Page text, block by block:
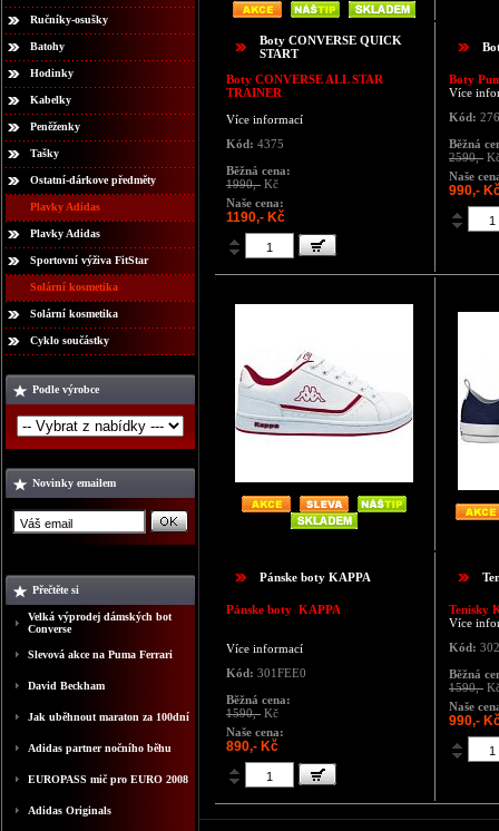
Ručníky-osušky
Batohy
Hodinky
Kabelky
Peněženky
Tašky
Ostatní-dárkove předměty
Plavky Adidas
Plavky Adidas
Sportovní výživa FitStar
Solární kosmetika
Solární kosmetika
Cyklo součástky
Podle výrobce
Novinky emailem
Přečtěte si
Velká výprodej dámských bot
Converse
Slevová akce na Puma Ferrari
David Beckham
Jak uběhnout maraton za 100dní
Adidas partner nočního běhu
EUROPASS mič pro EURO 2008
Adidas Originals
Boty CONVERSE QUICK
START
Boty CONVERSE ALL STAR
TRAINER
Více informací
Kód: 4375
Běžná cena:
1990,- Kč
Naše cena:
1190,- Kč
Boty
Více
Kód:
Běžná
2590,-
Naše
990,-
Pánske boty KAPPA
Pánske boty KAPPA
Více informací
Kód: 301FEE0
Běžná cena:
1590,- Kč
Naše cena:
890,- Kč
Tenisky
Více
Kód:
Běžná
1590,-
Naše
990,-